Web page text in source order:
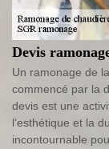
Devis
Un ramonage de
commencé par la
devis est une
l’esthétique et la
incontournable